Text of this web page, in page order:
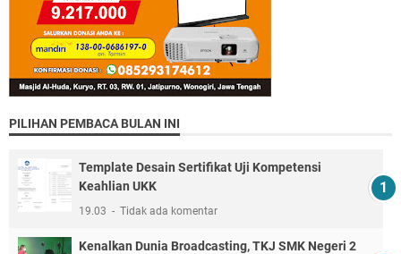
PILIHAN PEMBACA BULAN INI
Template Desain Sertifikat Uji Kompetensi
Keahlian UKK
19.03 Tidak ada komentar
Kenalkan Dunia Broadcasting, TKJ SMK Negeri 2